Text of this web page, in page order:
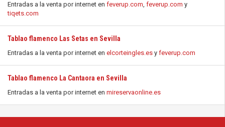
Entradas a la venta por internet en feverup.com, feverup.com y
tiqets.com
Tablao flamenco Las Setas en Sevilla
Entradas a la venta por internet en elcorteingles.es y feverup.com
Tablao flamenco La Cantaora en Sevilla
Entradas a la venta por internet en mireservaonline.es